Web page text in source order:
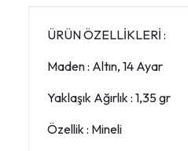
ÜRÜN ÖZELLİKLERİ :
Maden : Altın, 14 Ayar
Yaklaşık Ağırlık : 1,35 gr
Özellik : Mineli